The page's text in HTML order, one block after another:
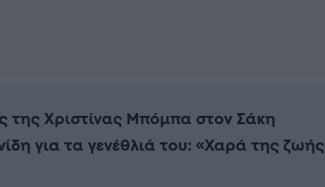
της Χριστίνας Μπόμπα στον Σάκη
για τα γενέθλιά του: «Χαρά της ζωής